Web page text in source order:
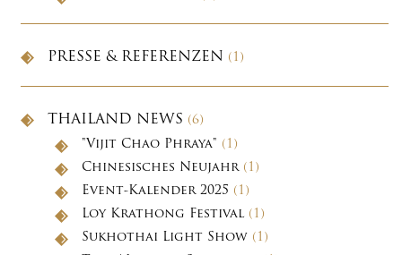
PRESSE & REFERENZEN (1)
THAILAND NEWS (6)
"Vijit Chao Phraya" (1)
Chinesisches Neujahr(1)
Event-Kalender 2025 (1)
Loy Krathong Festival (1)
Sukhothai Light Show (1)